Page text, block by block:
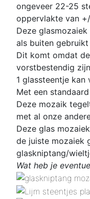
ongeveer 22-25
oppervlakte van
Deze
als buiten
Dit komt omdat
vorstbestendig
1 glassteentje kan
Met een
Deze mozaik
met al onze
Deze glas
de juiste mozaiek
glaskniptang/
Wat heb je